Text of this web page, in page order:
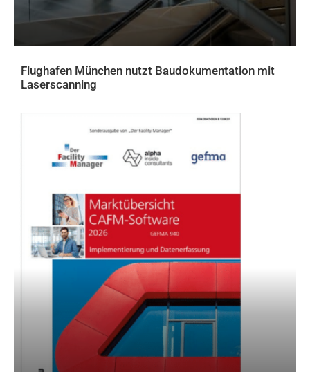
Flughafen München nutzt Baudokumentation mit
Laserscanning